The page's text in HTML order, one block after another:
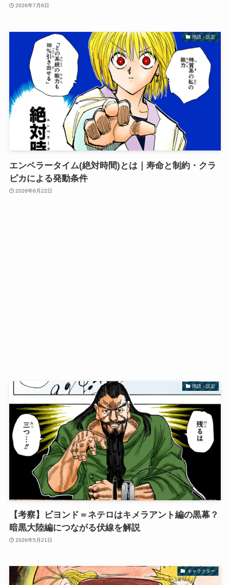
2026年7月6日
用語・設定
エンペラータイム(絶対時間)とは｜寿命と制約・クラ
ピカによる発動条件
2026年6月22日
用語・設定
【考察】ビヨンド＝ネテロはキメラアント編の黒幕？
暗黒大陸編につながる伏線を解説
2026年5月21日
キャラクター